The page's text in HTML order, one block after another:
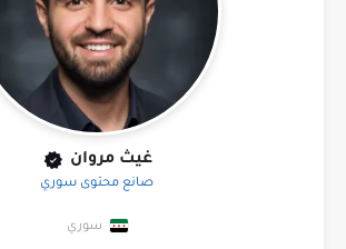
غيث مروان
صانع محتوى سوري
سوري